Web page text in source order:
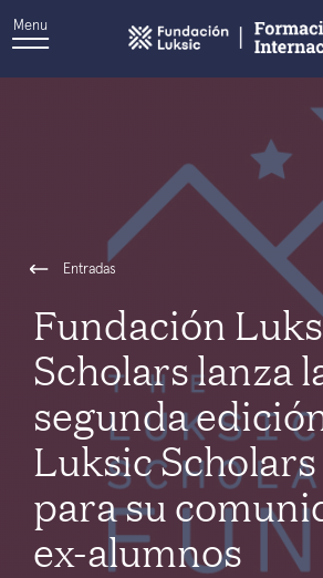
Menu
Entradas
Fundación
Scholars lanza
segunda
Luksic
para su
ex-alumnos